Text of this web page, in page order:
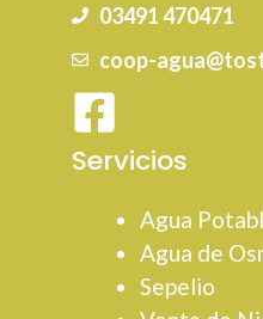
03491 470471
coop-
Servicios
Agua
Agua de
Sepelio